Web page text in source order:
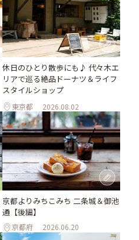
休日のひとり散歩にも♪ 代々木エ
リアで巡る絶品ドーナツ＆ライフ
スタイルショップ
東京都 2026.08.02
京都よりみちこみち 二条城＆御池
通【後編】
京都府 2026.06.20